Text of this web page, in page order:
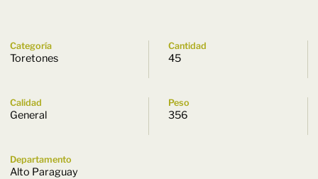
Categoría
Toretones
Cantidad
45
Calidad
General
Peso
356
Departamento
Alto Paraguay